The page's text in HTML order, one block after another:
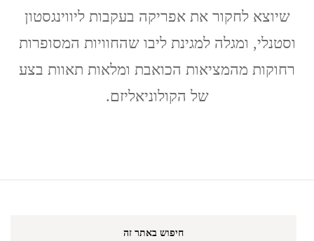
ורגס
שיוצא לחקור את אפריקה בעקבות ליווינגסטון
וסטנלי, ומגלה למגינת ליבו שהחוויות המסופרות
רחוקות מהמציאות הכואבת ומלאות תאוות בצע
של הקולוניאליזם.
חיפוש באתר זה